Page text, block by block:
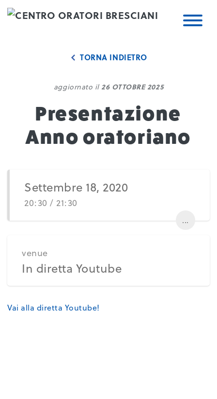
TORNA INDIETRO
aggiornato il 26 OTTOBRE 2025
Presentazione
Anno oratoriano
Settembre 18, 2020
20:30 / 21:30
...
venue
In diretta Youtube
Vai alla diretta Youtube!